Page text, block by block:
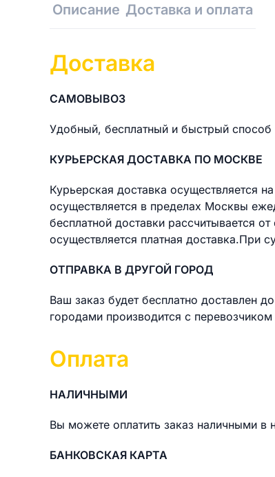
Описание Доставка и оплата
Доставка
САМОВЫВОЗ
Удобный, бесплатный и быстрый способ
КУРЬЕРСКАЯ ДОСТАВКА ПО МОСКВЕ
Курьерская доставка осуществляется
осуществляется в пределах Москвы
бесплатной доставки раcсчитывается
осуществляется платная доставка.При
ОТПРАВКА В ДРУГОЙ ГОРОД
Ваш заказ будет бесплатно доставлен
городами производится с
Оплата
НАЛИЧНЫМИ
Вы можете оплатить заказ наличными
БАНКОВСКАЯ КАРТА